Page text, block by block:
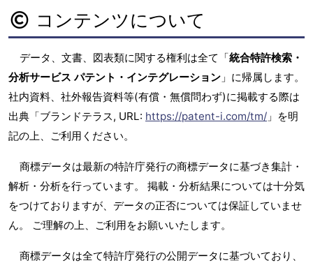
コンテンツについて
データ、文書、図表類に関する権利は全て「統合特許検索・
分析サービス パテント・インテグレーション 」に帰属します。
社内資料、社外報告資料等(有償・無償問わず)に掲載する際は
出典「ブランドテラス, URL: https://patent-i.com/tm/ 」を明
記の上、ご利用ください。
商標データは最新の特許庁発行の商標データに基づき集計・
解析・分析を行っています。 掲載・分析結果については十分気
をつけておりますが、データの正否については保証していませ
ん。 ご理解の上、ご利用をお願いいたします。
商標データは全て特許庁発行の公開データに基づいており、